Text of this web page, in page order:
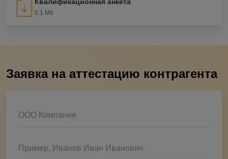
0.1 Мб
Заявка на аттестацию контрагента
ООО Компания
Пример, Иванов Иван Иванович